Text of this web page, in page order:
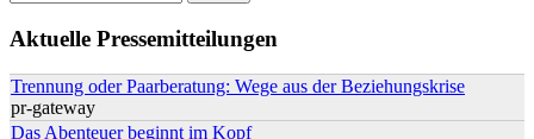
Aktuelle Pressemitteilungen
Trennung oder Paarberatung: Wege aus der Beziehungskrise
pr-gateway
Das Abenteuer beginnt im Kopf